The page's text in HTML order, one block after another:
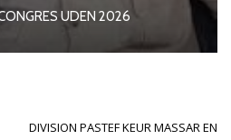
UDEN 2026
DIVISION PASTEF KEUR MASSAR EN